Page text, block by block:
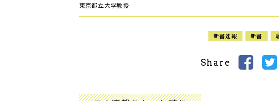
東京都立大学教授
新書速報 新書
Share